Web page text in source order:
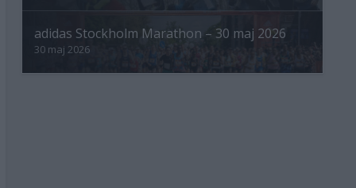
adidas Stockholm Marathon – 30 maj 2026
30 maj 2026